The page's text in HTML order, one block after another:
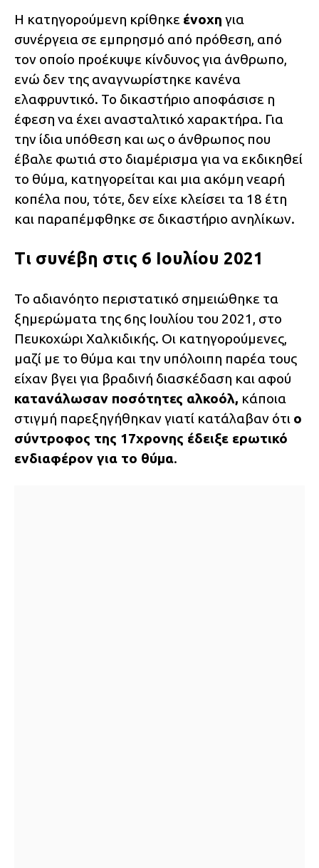
Η κατηγορούμενη κρίθηκε ένοχη για
συνέργεια σε εμπρησμό από πρόθεση, από
τον οποίο προέκυψε κίνδυνος για άνθρωπο,
ενώ δεν της αναγνωρίστηκε κανένα
ελαφρυντικό. Το δικαστήριο αποφάσισε η
έφεση να έχει ανασταλτικό χαρακτήρα. Για
την ίδια υπόθεση και ως ο άνθρωπος που
έβαλε φωτιά στο διαμέρισμα για να εκδικηθεί
το θύμα, κατηγορείται και μια ακόμη νεαρή
κοπέλα που, τότε, δεν είχε κλείσει τα 18 έτη
και παραπέμφθηκε σε δικαστήριο ανηλίκων.
Τι συνέβη στις 6 Ιουλίου 2021
Το αδιανόητο περιστατικό σημειώθηκε τα
ξημερώματα της 6ης Ιουλίου του 2021, στο
Πευκοχώρι Χαλκιδικής. Οι κατηγορούμενες,
μαζί με το θύμα και την υπόλοιπη παρέα τους
είχαν βγει για βραδινή διασκέδαση και αφού
κατανάλωσαν ποσότητες αλκοόλ, κάποια
στιγμή παρεξηγήθηκαν γιατί κατάλαβαν ότι ο
σύντροφος της 17χρονης έδειξε ερωτικό
ενδιαφέρον για το θύμα.